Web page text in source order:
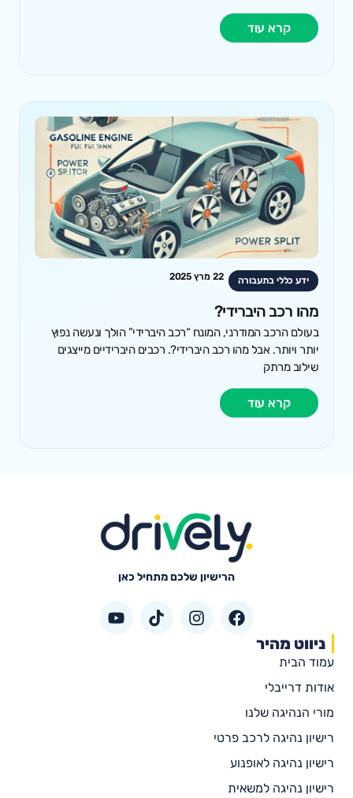
קרא עוד
ידע כללי בתעבורה 22 מרץ 2025
מהו רכב היברידי?
בעולם הרכב המודרני, המונח “רכב היברידי” הולך ונעשה נפוץ
יותר ויותר. אבל מהו רכב היברידי?. רכבים היברידיים מייצגים
שילוב מרתק
קרא עוד
הרישיון שלכם מתחיל כאן
ניווט מהיר
עמוד הבית
אודות דרייבלי
מורי הנהיגה שלנו
רישיון נהיגה לרכב פרטי
רישיון נהיגה לאופנוע
רישיון נהיגה למשאית